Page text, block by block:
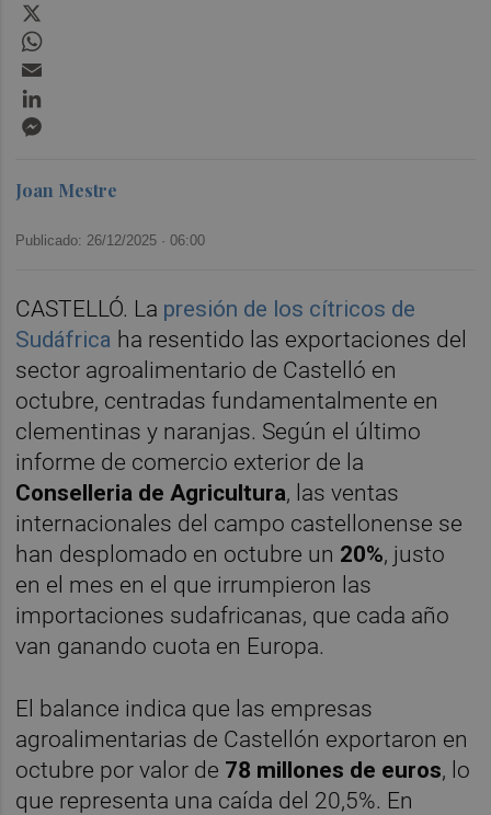
Joan Mestre
Publicado: 26/12/2025 ·06:00
CASTELLÓ. La presión de los cítricos de
Sudáfrica ha resentido las exportaciones del
sector agroalimentario de Castelló en
octubre, centradas fundamentalmente en
clementinas y naranjas. Según el último
informe de comercio exterior de la
Conselleria de Agricultura, las ventas
internacionales del campo castellonense se
han desplomado en octubre un 20%, justo
en el mes en el que irrumpieron las
importaciones sudafricanas, que cada año
van ganando cuota en Europa.
El balance indica que las empresas
agroalimentarias de Castellón exportaron en
octubre por valor de 78 millones de euros, lo
que representa una caída del 20,5%. En